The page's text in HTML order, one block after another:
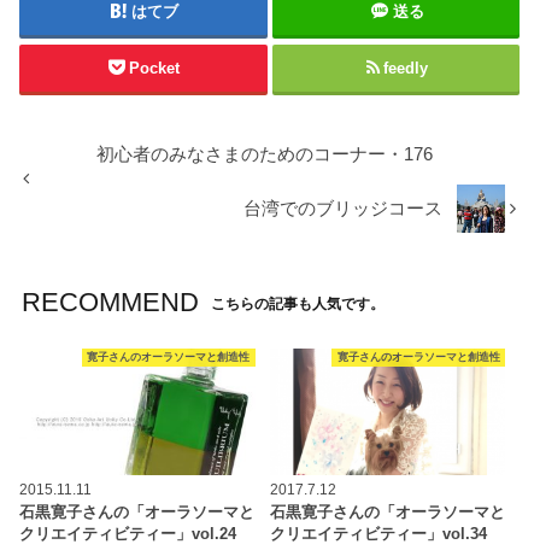
はてブ 送る
Pocket feedly
初心者のみなさまのためのコーナー・176
台湾でのブリッジコース
RECOMMEND こちらの記事も人気です。
寛子さんのオーラソーマと創造性
2015.11.11
石黒寛子さんの「オーラソーマと
クリエイティビティー」vol.24
寛子さんのオーラソーマと創造性
2017.7.12
石黒寛子さんの「オーラソーマと
クリエイティビティー」vol.34